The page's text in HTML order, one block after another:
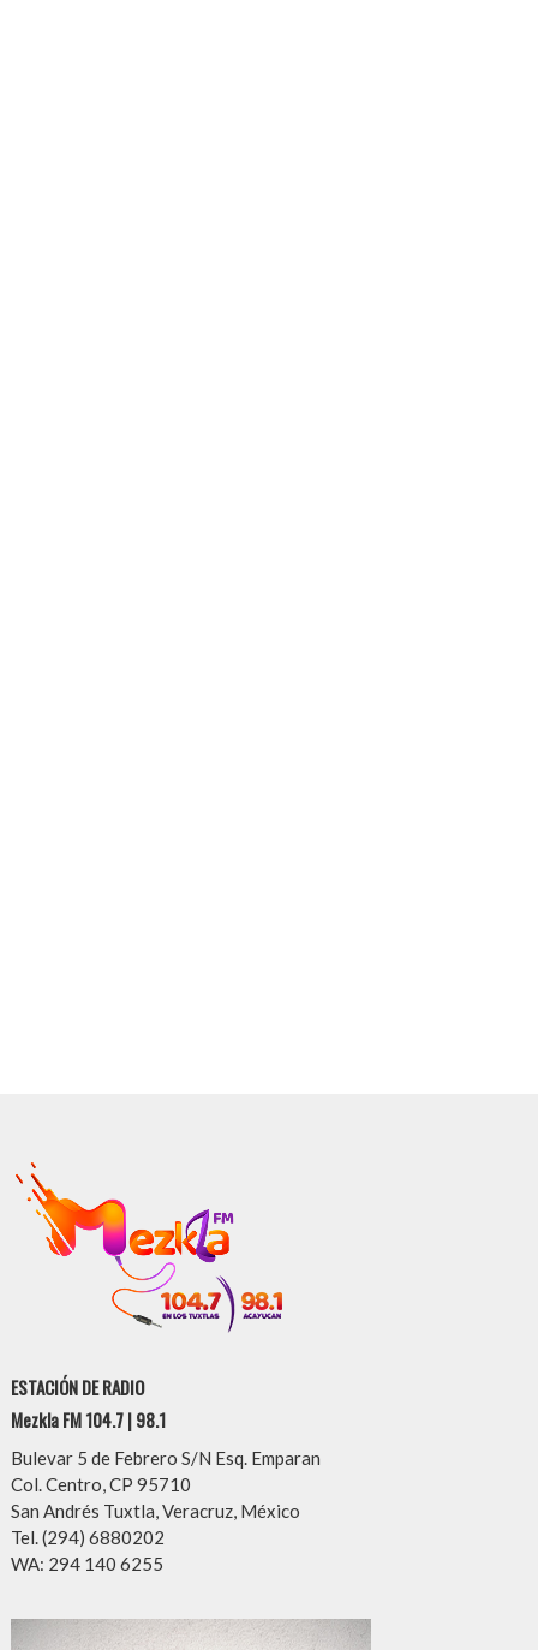
ESTACIÓN DE RADIO
Mezkla FM 104.7 | 98.1
Bulevar 5 de Febrero S/N Esq. Emparan
Col. Centro, CP 95710
San Andrés Tuxtla, Veracruz, México
Tel. (294) 6880202
WA: 294 140 6255